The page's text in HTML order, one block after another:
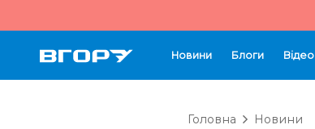
Новини Блоги Відео
Головна Новини